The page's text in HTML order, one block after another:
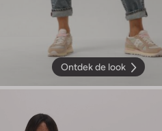
Ontdek de look